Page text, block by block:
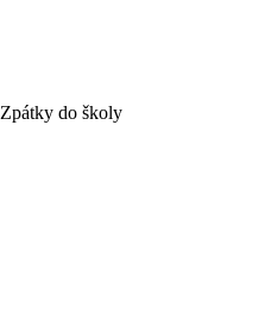
Zpátky do školy